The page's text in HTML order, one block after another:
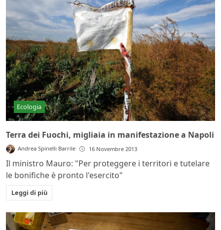
Ecologia
Terra dei Fuochi, migliaia in manifestazione a Napoli
Andrea Spinelli Barrile 16 Novembre 2013
Il ministro Mauro: "Per proteggere i territori e tutelare
le bonifiche è pronto l'esercito"
Leggi di più